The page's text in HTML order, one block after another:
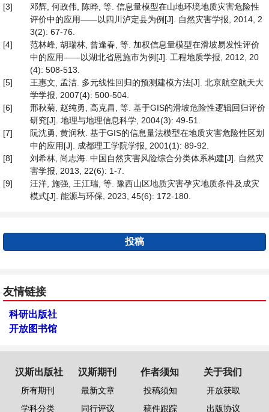
[3]
邓辉, 何政伟, 陈晔, 等. 信息量模型在山地环境地质灾害危险性
评价中的应用——以四川泸定县为例[J]. 自然灾害学报, 2014, 2
3(2): 67-76.
[4]
范林峰, 胡瑞林, 曾逢春, 等. 加权信息量模型在滑坡易发性评价
中的应用——以湖北省恩施市为例[J]. 工程地质学报, 2012, 20
(4): 508-513.
[5]
王惠文, 孟洁. 多元线性回归的预测建模方法[J]. 北京航空航天大
学学报, 2007(4): 500-504.
[6]
邢秋菊, 赵纯勇, 高克昌, 等. 基于GIS的滑坡危险性逻辑回归评价
研究[J]. 地理与地理信息科学, 2004(3): 49-51.
[7]
阮沈勇, 黄润秋. 基于GIS的信息量法模型在地质灾害危险性区划
中的应用[J]. 成都理工学院学报, 2001(1): 89-92.
[8]
刘希林, 尚志海. 中国自然灾害风险综合分类体系构建[J]. 自然灾
害学报, 2013, 22(6): 1-7.
[9]
汪洋, 施强, 王江瑞, 等. 豫西山区地质灾害孕灾地质条件及成灾
模式[J]. 能源与环保, 2023, 45(6): 172-180.
投稿
友情链接
科研出版社
开放图书馆
汉斯出版社
所有期刊
学科分类
汉斯期刊
最新文章
同行评议
作者须知
投稿须知
稿件跟踪
关于我们
开放获取
出版协议